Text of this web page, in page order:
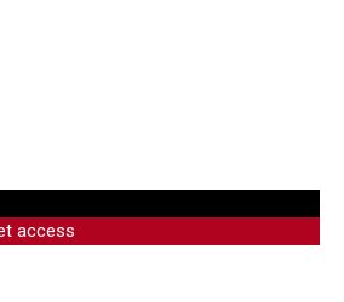
access